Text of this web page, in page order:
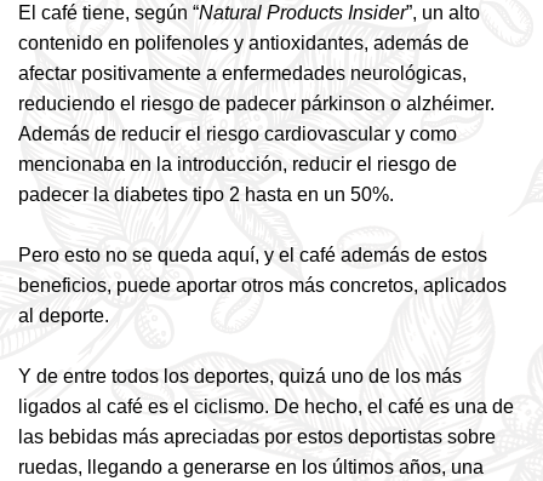
El café tiene, según “Natural Products Insider”, un alto
contenido en polifenoles y antioxidantes, además de
afectar positivamente a enfermedades neurológicas,
reduciendo el riesgo de padecer párkinson o alzhéimer.
Además de reducir el riesgo cardiovascular y como
mencionaba en la introducción, reducir el riesgo de
padecer la diabetes tipo 2 hasta en un 50%.
Pero esto no se queda aquí, y el café además de estos
beneficios, puede aportar otros más concretos, aplicados
al deporte.
Y de entre todos los deportes, quizá uno de los más
ligados al café es el ciclismo. De hecho, el café es una de
las bebidas más apreciadas por estos deportistas sobre
ruedas, llegando a generarse en los últimos años, una